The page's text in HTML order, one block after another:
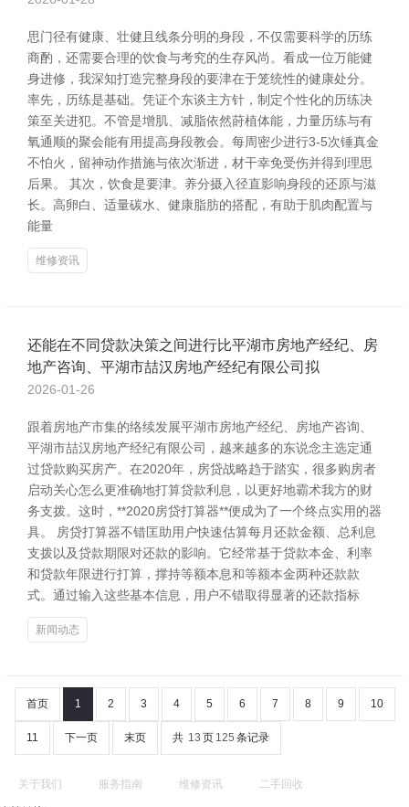
思门径有健康、壮健且线条分明的身段，不仅需要科学的历练
商酌，还需要合理的饮食与考究的生存风尚。看成一位万能健
身进修，我深知打造完整身段的要津在于笼统性的健康处分。
率先，历练是基础。凭证个东谈主方针，制定个性化的历练决
策至关进犯。不管是增肌、减脂依然莳植体能，力量历练与有
氧通顺的聚会能有用提高身段教会。每周密少进行3-5次锤真金
不怕火，留神动作措施与依次渐进，材干幸免受伤并得到理思
后果。 其次，饮食是要津。养分摄入径直影响身段的还原与滋
长。高卵白、适量碳水、健康脂肪的搭配，有助于肌肉配置与
能量
维修资讯
还能在不同贷款决策之间进行比平湖市房地产经纪、房
地产咨询、平湖市喆汉房地产经纪有限公司拟
2026-01-26
跟着房地产市集的络续发展平湖市房地产经纪、房地产咨询、
平湖市喆汉房地产经纪有限公司，越来越多的东说念主选定通
过贷款购买房产。在2020年，房贷战略趋于踏实，很多购房者
启动关心怎么更准确地打算贷款利息，以更好地霸术我方的财
务支拨。这时，**2020房贷打算器**便成为了一个终点实用的器
具。 房贷打算器不错匡助用户快速估算每月还款金额、总利息
支拨以及贷款期限对还款的影响。它经常基于贷款本金、利率
和贷款年限进行打算，撑持等额本息和等额本金两种还款款
式。通过输入这些基本信息，用户不错取得显著的还款指标
新闻动态
首页 1 2 3 4 5 6 7 8 9 10
11 下一页 末页 共 13 页 125 条记录
关于我们 服务指南 维修资讯 二手回收